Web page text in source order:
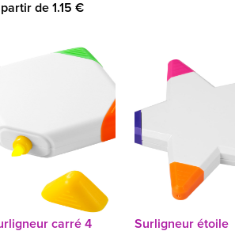
de 1.15 €
carré 4
Surligneur étoile